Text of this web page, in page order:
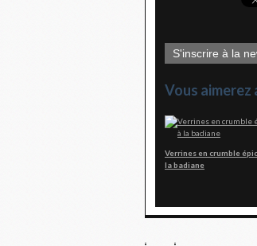
S'inscrire à la
Vous aimerez
Verrines en crumble
la badiane